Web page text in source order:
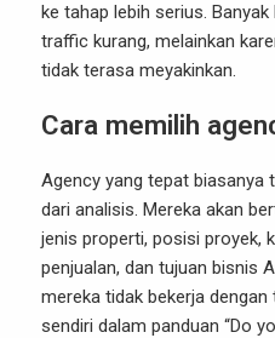
ke tahap lebih serius.
traffic kurang, melainkan
tidak terasa meyakinkan.
Cara memilih
Agency yang tepat biasanya
dari analisis. Mereka akan
jenis properti, posisi proyek,
penjualan, dan tujuan bisnis
mereka tidak bekerja
sendiri dalam panduan “Do